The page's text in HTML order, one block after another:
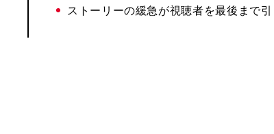
ストーリーの緩急が視聴者を最後まで